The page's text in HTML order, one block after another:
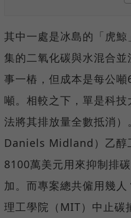
其中一處是冰島的「虎
集的二氧化碳與水混合
事一樁，但成本是每公
噸。相較之下，單是科
法將其排放量全數抵消
Daniels Midland）乙醇
8100萬美元用來抑制排
加。而專案總共僱用幾
理工學院（MIT）中止碳